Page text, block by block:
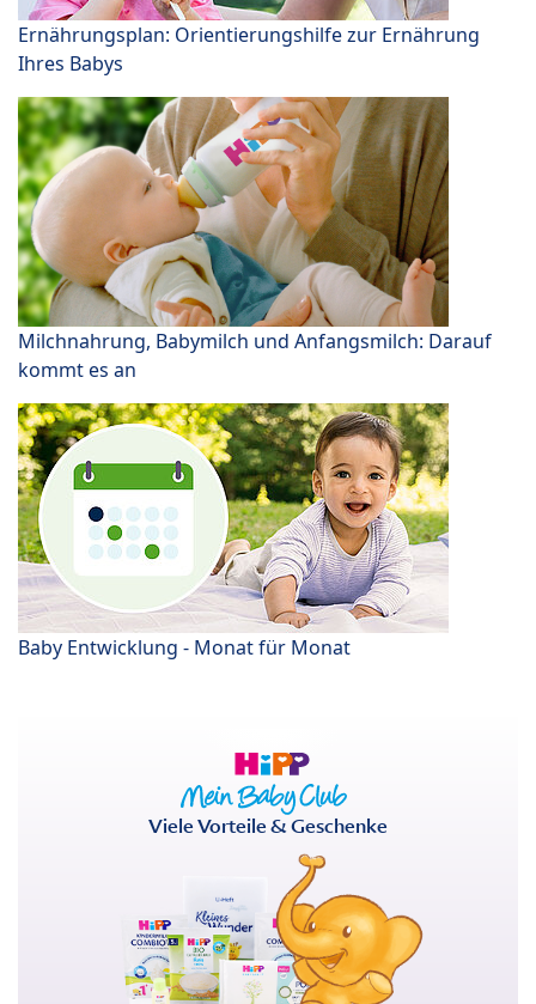
Ernährungsplan: Orientierungshilfe zur Ernährung
Ihres Babys
Milchnahrung, Babymilch und Anfangsmilch: Darauf
kommt es an
Baby Entwicklung - Monat für Monat
Viele Vorteile & Geschenke